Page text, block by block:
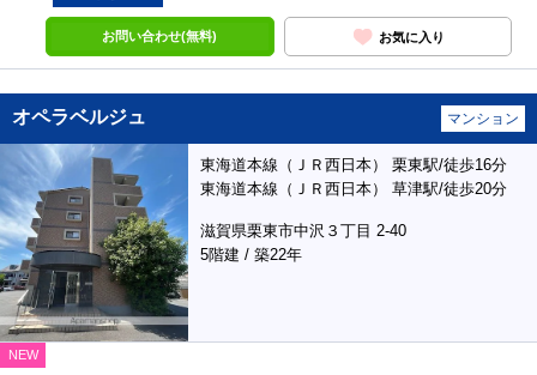
お問い合わせ(無料) お気に入り
オペラベルジュ マンション
東海道本線（ＪＲ西日本） 栗東駅/徒歩16分
東海道本線（ＪＲ西日本） 草津駅/徒歩20分
滋賀県栗東市中沢３丁目 2-40
5階建 / 築22年
NEW